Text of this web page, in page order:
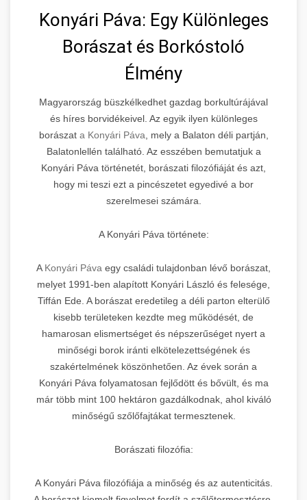
Konyári Páva: Egy Különleges
Borászat és Borkóstoló
Élmény
Magyarország büszkélkedhet gazdag borkultúrájával
és híres borvidékeivel. Az egyik ilyen különleges
borászat a Konyári Páva , mely a Balaton déli partján,
Balatonlellén található. Az esszében bemutatjuk a
Konyári Páva történetét, borászati filozófiáját és azt,
hogy mi teszi ezt a pincészetet egyedivé a bor
szerelmesei számára.
A Konyári Páva története:
A Konyári Páva egy családi tulajdonban lévő borászat,
melyet 1991-ben alapított Konyári László és felesége,
Tiffán Ede. A borászat eredetileg a déli parton elterülő
kisebb területeken kezdte meg működését, de
hamarosan elismertséget és népszerűséget nyert a
minőségi borok iránti elkötelezettségének és
szakértelmének köszönhetően. Az évek során a
Konyári Páva folyamatosan fejlődött és bővült, és ma
már több mint 100 hektáron gazdálkodnak, ahol kiváló
minőségű szőlőfajtákat termesztenek.
Borászati filozófia:
A Konyári Páva filozófiája a minőség és az autenticitás.